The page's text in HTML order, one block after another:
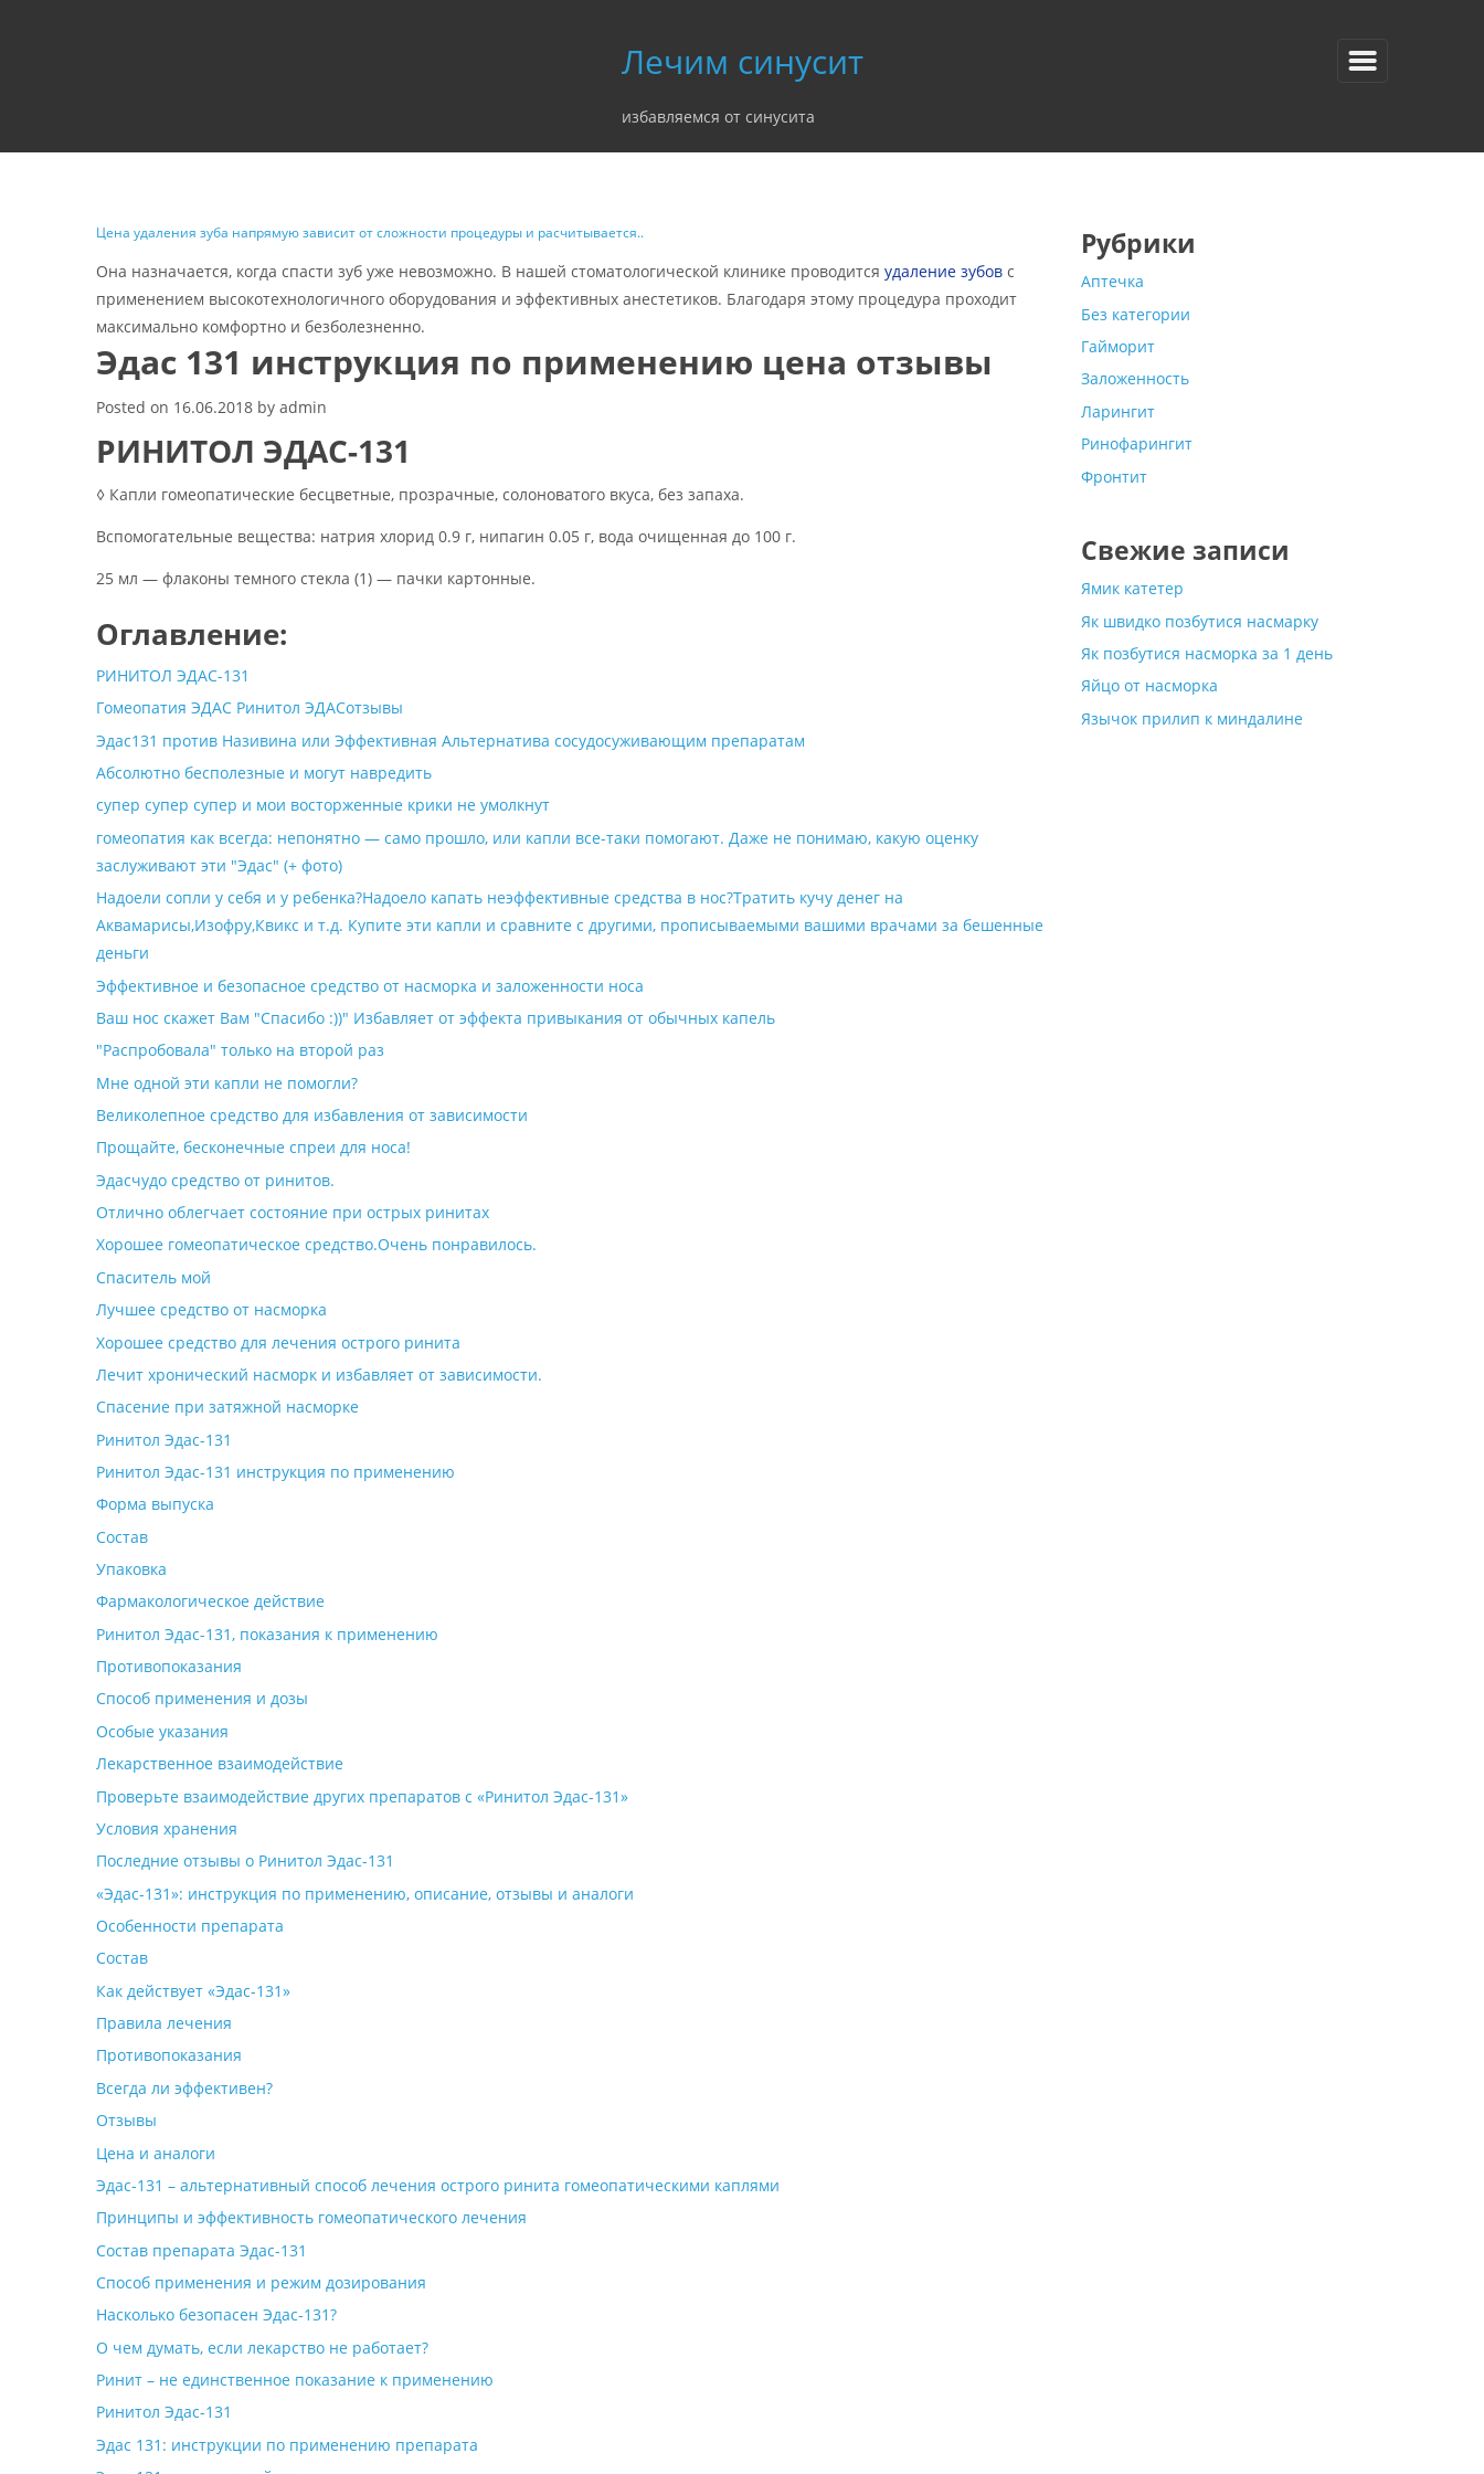
Лечим синусит
избавляемся от синусита
Цена удаления зуба напрямую зависит от сложности процедуры и расчитывается..
Она назначается, когда спасти зуб уже невозможно. В нашей стоматологической клинике проводится удаление зубов с
применением высокотехнологичного оборудования и эффективных анестетиков. Благодаря этому процедура проходит
максимально комфортно и безболезненно.
Эдас 131 инструкция по применению цена отзывы
Posted on 16.06.2018 by admin
РИНИТОЛ ЭДАС-131
◊ Капли гомеопатические бесцветные, прозрачные, солоноватого вкуса, без запаха.
Вспомогательные вещества: натрия хлорид 0.9 г, нипагин 0.05 г, вода очищенная до 100 г.
25 мл — флаконы темного стекла (1) — пачки картонные.
Оглавление:
РИНИТОЛ ЭДАС-131
Гомеопатия ЭДАС Ринитол ЭДАСотзывы
Эдас131 против Називина или Эффективная Альтернатива сосудосуживающим препаратам
Абсолютно бесполезные и могут навредить
супер супер супер и мои восторженные крики не умолкнут
гомеопатия как всегда: непонятно — само прошло, или капли все-таки помогают. Даже не понимаю, какую оценку
заслуживают эти "Эдас" (+ фото)
Надоели сопли у себя и у ребенка?Надоело капать неэффективные средства в нос?Тратить кучу денег на
Аквамарисы,Изофру,Квикс и т.д. Купите эти капли и сравните с другими, прописываемыми вашими врачами за бешенные
деньги
Эффективное и безопасное средство от насморка и заложенности носа
Ваш нос скажет Вам "Спасибо :))" Избавляет от эффекта привыкания от обычных капель
"Распробовала" только на второй раз
Мне одной эти капли не помогли?
Великолепное средство для избавления от зависимости
Прощайте, бесконечные спреи для носа!
Эдасчудо средство от ринитов.
Отлично облегчает состояние при острых ринитах
Хорошее гомеопатическое средство.Очень понравилось.
Спаситель мой
Лучшее средство от насморка
Хорошее средство для лечения острого ринита
Лечит хронический насморк и избавляет от зависимости.
Спасение при затяжной насморке
Ринитол Эдас-131
Ринитол Эдас-131 инструкция по применению
Форма выпуска
Состав
Упаковка
Фармакологическое действие
Ринитол Эдас-131, показания к применению
Противопоказания
Способ применения и дозы
Особые указания
Лекарственное взаимодействие
Проверьте взаимодействие других препаратов с «Ринитол Эдас-131»
Условия хранения
Последние отзывы о Ринитол Эдас-131
«Эдас-131»: инструкция по применению, описание, отзывы и аналоги
Особенности препарата
Состав
Как действует «Эдас-131»
Правила лечения
Противопоказания
Всегда ли эффективен?
Отзывы
Цена и аналоги
Эдас-131 – альтернативный способ лечения острого ринита гомеопатическими каплями
Принципы и эффективность гомеопатического лечения
Состав препарата Эдас-131
Способ применения и режим дозирования
Насколько безопасен Эдас-131?
О чем думать, если лекарство не работает?
Ринит – не единственное показание к применению
Ринитол Эдас-131
Эдас 131: инструкции по применению препарата
Рубрики
Аптечка
Без категории
Гайморит
Заложенность
Ларингит
Ринофарингит
Фронтит
Свежие записи
Ямик катетер
Як швидко позбутися насмарку
Як позбутися насморка за 1 день
Яйцо от насморка
Язычок прилип к миндалине